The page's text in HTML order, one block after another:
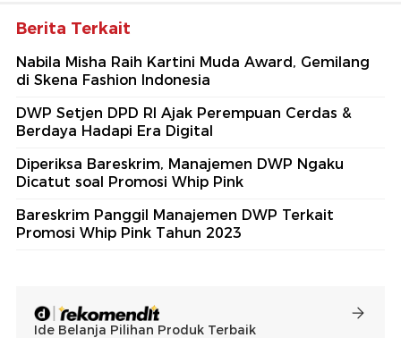
Berita Terkait
Nabila Misha Raih Kartini Muda Award, Gemilang
di Skena Fashion Indonesia
DWP Setjen DPD RI Ajak Perempuan Cerdas &
Berdaya Hadapi Era Digital
Diperiksa Bareskrim, Manajemen DWP Ngaku
Dicatut soal Promosi Whip Pink
Bareskrim Panggil Manajemen DWP Terkait
Promosi Whip Pink Tahun 2023